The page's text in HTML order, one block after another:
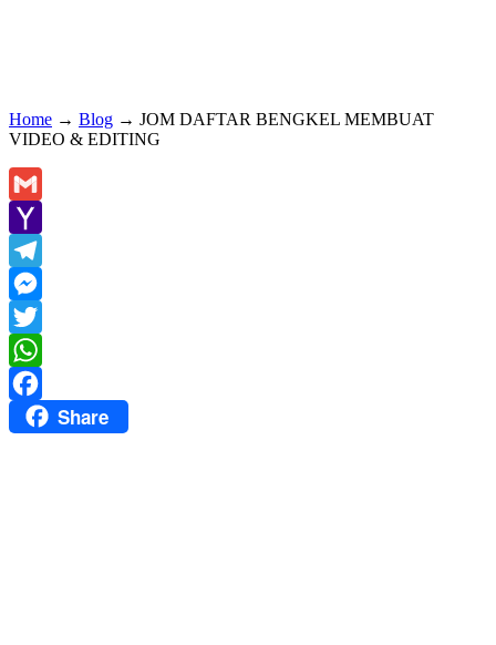
Home → Blog → JOM DAFTAR BENGKEL MEMBUAT
VIDEO & EDITING
Gmail
Yahoo
Mail
Telegram
Messenger
Twitter
WhatsApp
FacebookShare